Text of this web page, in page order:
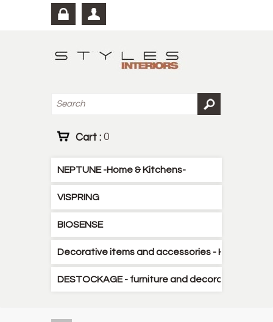
Cart : 0
NEPTUNE -Home & Kitchens-
VISPRING
BIOSENSE
Decorative items and accessories - Kitchen -
DESTOCKAGE - furniture and decorative items